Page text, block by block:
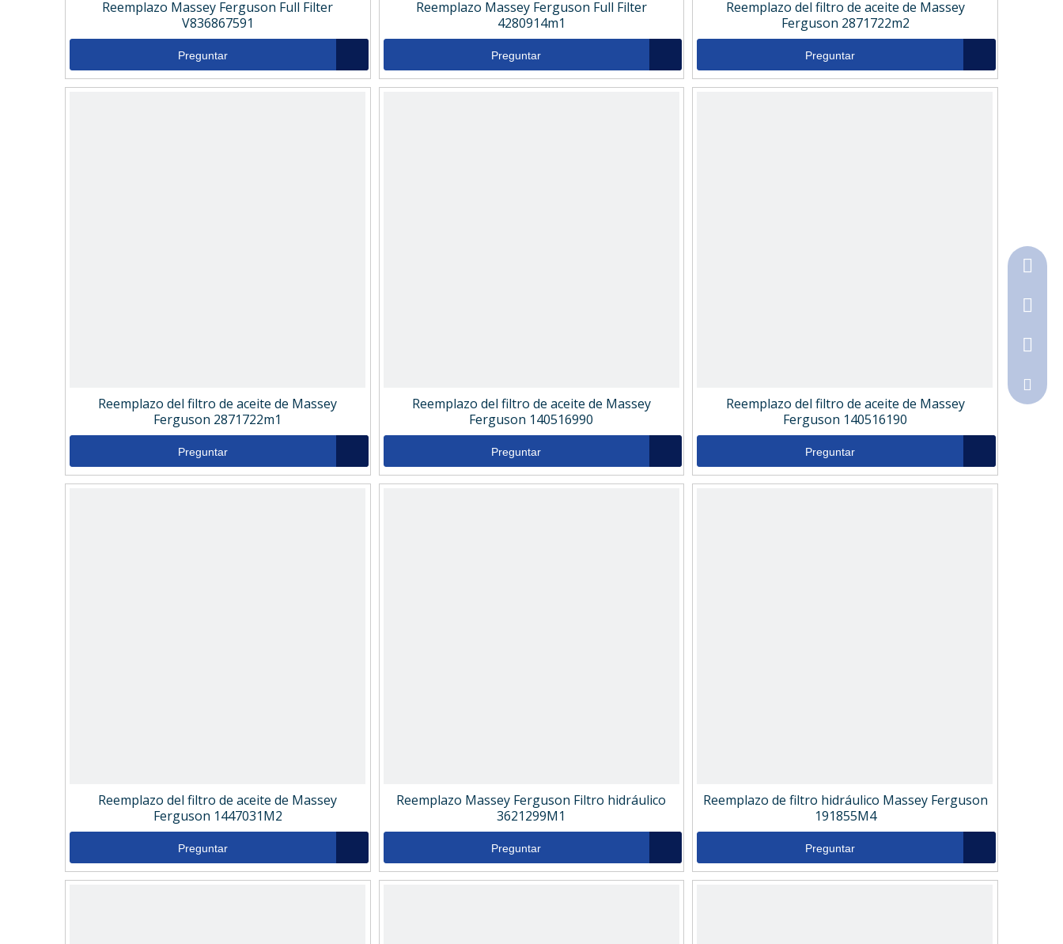
Reemplazo Massey Ferguson Full Filter
V836867591
Preguntar
Reemplazo Massey Ferguson Full Filter
4280914m1
Preguntar
Reemplazo del filtro de aceite de Massey
Ferguson 2871722m2
Preguntar
Reemplazo del filtro de aceite de Massey
Ferguson 2871722m1
Preguntar
Reemplazo del filtro de aceite de Massey
Ferguson 140516990
Preguntar
Reemplazo del filtro de aceite de Massey
Ferguson 140516190
Preguntar
Reemplazo del filtro de aceite de Massey
Ferguson 1447031M2
Preguntar
Reemplazo Massey Ferguson Filtro hidráulico
3621299M1
Preguntar
Reemplazo de filtro hidráulico Massey Ferguson
191855M4
Preguntar
+86-